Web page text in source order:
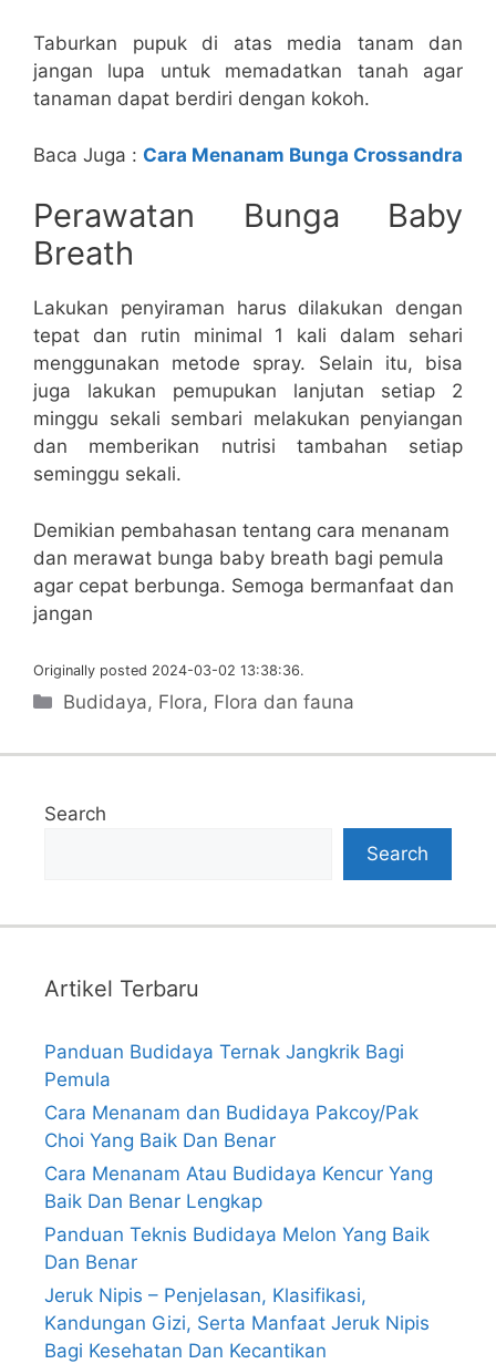
Taburkan pupuk di atas media tanam dan
jangan lupa untuk memadatkan tanah agar
tanaman dapat berdiri dengan kokoh.
Baca Juga : Cara Menanam Bunga Crossandra
Perawatan Bunga Baby
Breath
Lakukan penyiraman harus dilakukan dengan
tepat dan rutin minimal 1 kali dalam sehari
menggunakan metode spray. Selain itu, bisa
juga lakukan pemupukan lanjutan setiap 2
minggu sekali sembari melakukan penyiangan
dan memberikan nutrisi tambahan setiap
seminggu sekali.
Demikian pembahasan tentang cara menanam
dan merawat bunga baby breath bagi pemula
agar cepat berbunga. Semoga bermanfaat dan
jangan
Originally posted 2024-03-02 13:38:36.
Categories
Budidaya, Flora, Flora dan fauna
Search
Search
Artikel Terbaru
Panduan Budidaya Ternak Jangkrik Bagi
Pemula
Cara Menanam dan Budidaya Pakcoy/Pak
Choi Yang Baik Dan Benar
Cara Menanam Atau Budidaya Kencur Yang
Baik Dan Benar Lengkap
Panduan Teknis Budidaya Melon Yang Baik
Dan Benar
Jeruk Nipis – Penjelasan, Klasifikasi,
Kandungan Gizi, Serta Manfaat Jeruk Nipis
Bagi Kesehatan Dan Kecantikan